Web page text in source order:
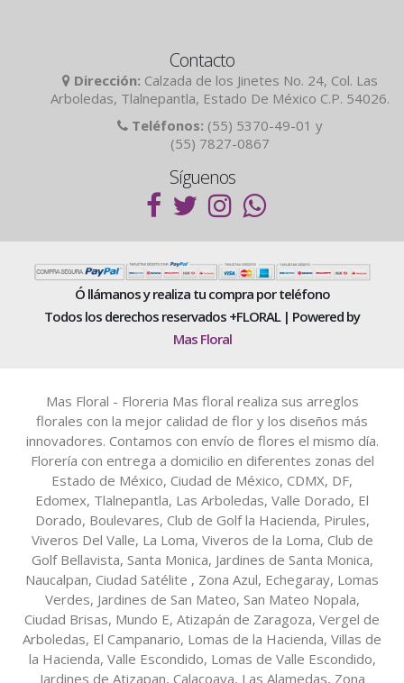
Contacto
Dirección: Calzada de los Jinetes No. 24, Col. Las
Arboledas, Tlalnepantla, Estado De México C.P. 54026.
Teléfonos: (55) 5370-49-01 y
(55) 7827-0867
Síguenos
Ó llámanos y realiza tu compra por teléfono
Todos los derechos reservados +FLORAL | Powered by
Mas Floral
Mas Floral - Floreria Mas floral realiza sus arreglos
florales con la mejor calidad de flor y los diseños más
innovadores. Contamos con envío de flores el mismo día.
Florería con entrega a domicilio en diferentes zonas del
Estado de México, Ciudad de México, CDMX, DF,
Edomex, Tlalnepantla, Las Arboledas, Valle Dorado, El
Dorado, Boulevares, Club de Golf la Hacienda, Pirules,
Viveros Del Valle, La Loma, Viveros de la Loma, Club de
Golf Bellavista, Santa Monica, Jardines de Santa Monica,
Naucalpan, Ciudad Satélite , Zona Azul, Echegaray, Lomas
Verdes, Jardines de San Mateo, San Mateo Nopala,
Ciudad Brisas, Mundo E, Atizapán de Zaragoza, Vergel de
Arboledas, El Campanario, Lomas de la Hacienda, Villas de
la Hacienda, Valle Escondido, Lomas de Valle Escondido,
Jardines de Atizapan, Calacoaya, Las Alamedas, Zona